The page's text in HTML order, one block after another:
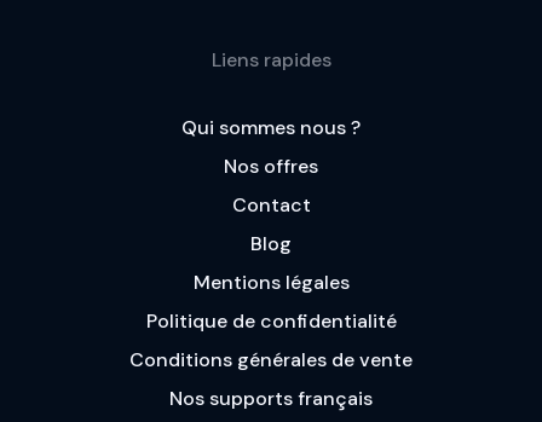
Liens rapides
Qui sommes nous ?
Nos offres
Contact
Blog
Mentions légales
Politique de confidentialité
Conditions générales de vente
Nos supports français